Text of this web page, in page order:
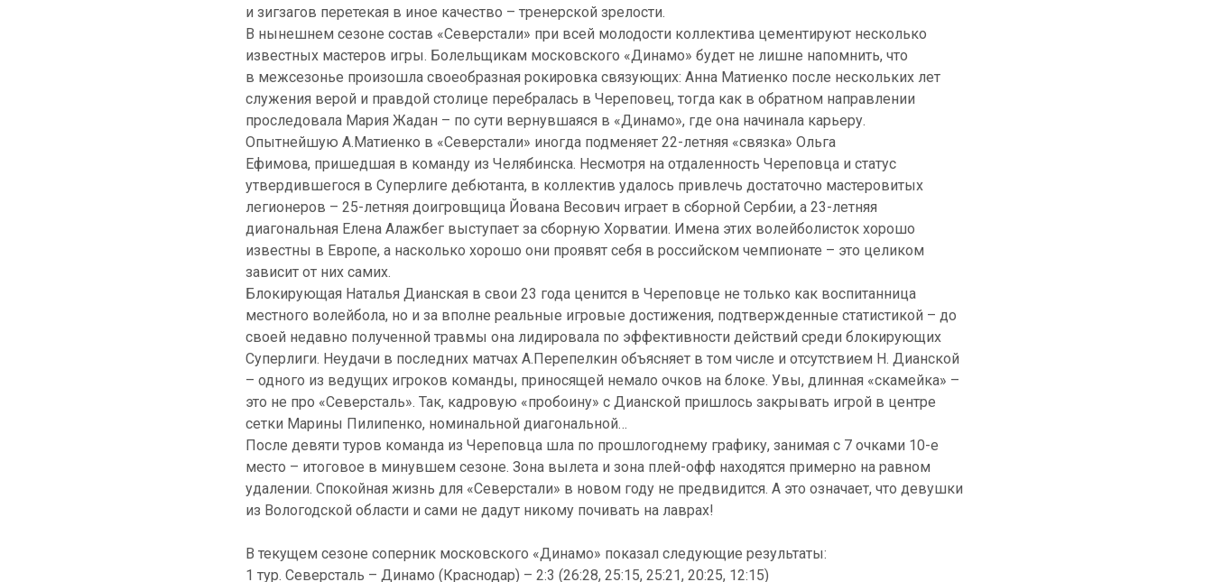
и зигзагов перетекая в иное качество – тренерской зрелости.
В нынешнем сезоне состав «Северстали» при всей молодости коллектива цементируют несколько
известных мастеров игры. Болельщикам московского «Динамо» будет не лишне напомнить, что
в межсезонье произошла своеобразная рокировка связующих: Анна Матиенко после нескольких лет
служения верой и правдой столице перебралась в Череповец, тогда как в обратном направлении
проследовала Мария Жадан – по сути вернувшаяся в «Динамо», где она начинала карьеру.
Опытнейшую А.Матиенко в «Северстали» иногда подменяет 22-летняя «связка» Ольга
Ефимова, пришедшая в команду из Челябинска. Несмотря на отдаленность Череповца и статус
утвердившегося в Суперлиге дебютанта, в коллектив удалось привлечь достаточно мастеровитых
легионеров – 25-летняя доигровщица Йована Весович играет в сборной Сербии, а 23-летняя
диагональная Елена Алажбег выступает за сборную Хорватии. Имена этих волейболисток хорошо
известны в Европе, а насколько хорошо они проявят себя в российском чемпионате – это целиком
зависит от них самих.
Блокирующая Наталья Дианская в свои 23 года ценится в Череповце не только как воспитанница
местного волейбола, но и за вполне реальные игровые достижения, подтвержденные статистикой – до
своей недавно полученной травмы она лидировала по эффективности действий среди блокирующих
Суперлиги. Неудачи в последних матчах А.Перепелкин объясняет в том числе и отсутствием Н. Дианской
– одного из ведущих игроков команды, приносящей немало очков на блоке. Увы, длинная «скамейка» –
это не про «Северсталь». Так, кадровую «пробоину» с Дианской пришлось закрывать игрой в центре
сетки Марины Пилипенко, номинальной диагональной…
После девяти туров команда из Череповца шла по прошлогоднему графику, занимая с 7 очками 10-е
место – итоговое в минувшем сезоне. Зона вылета и зона плей-офф находятся примерно на равном
удалении. Спокойная жизнь для «Северстали» в новом году не предвидится. А это означает, что девушки
из Вологодской области и сами не дадут никому почивать на лаврах!
В текущем сезоне соперник московского «Динамо» показал следующие результаты:
1 тур. Северсталь – Динамо (Краснодар) – 2:3 (26:28, 25:15, 25:21, 20:25, 12:15)